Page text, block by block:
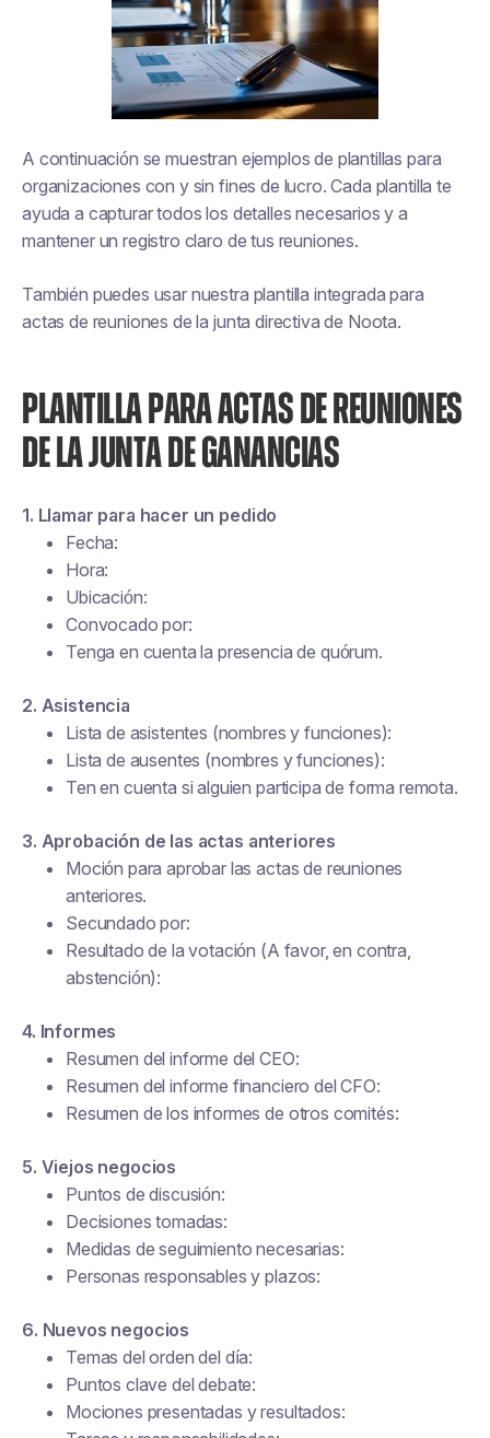
A continuación se muestran ejemplos de plantillas para
organizaciones con y sin fines de lucro. Cada plantilla te
ayuda a capturar todos los detalles necesarios y a
mantener un registro claro de tus reuniones.
También puedes usar nuestra plantilla integrada para
actas de reuniones de la junta directiva de Noota.
PLANTILLA PARA ACTAS DE REUNIONES
DE LA JUNTA DE GANANCIAS
1. Llamar para hacer un pedido
Fecha:
Hora:
Ubicación:
Convocado por:
Tenga en cuenta la presencia de quórum.
2. Asistencia
Lista de asistentes (nombres y funciones):
Lista de ausentes (nombres y funciones):
Ten en cuenta si alguien participa de forma remota.
3. Aprobación de las actas anteriores
Moción para aprobar las actas de reuniones
anteriores.
Secundado por:
Resultado de la votación (A favor, en contra,
abstención):
4. Informes
Resumen del informe del CEO:
Resumen del informe financiero del CFO:
Resumen de los informes de otros comités:
5. Viejos negocios
Puntos de discusión:
Decisiones tomadas:
Medidas de seguimiento necesarias:
Personas responsables y plazos:
6. Nuevos negocios
Temas del orden del día:
Puntos clave del debate:
Mociones presentadas y resultados: